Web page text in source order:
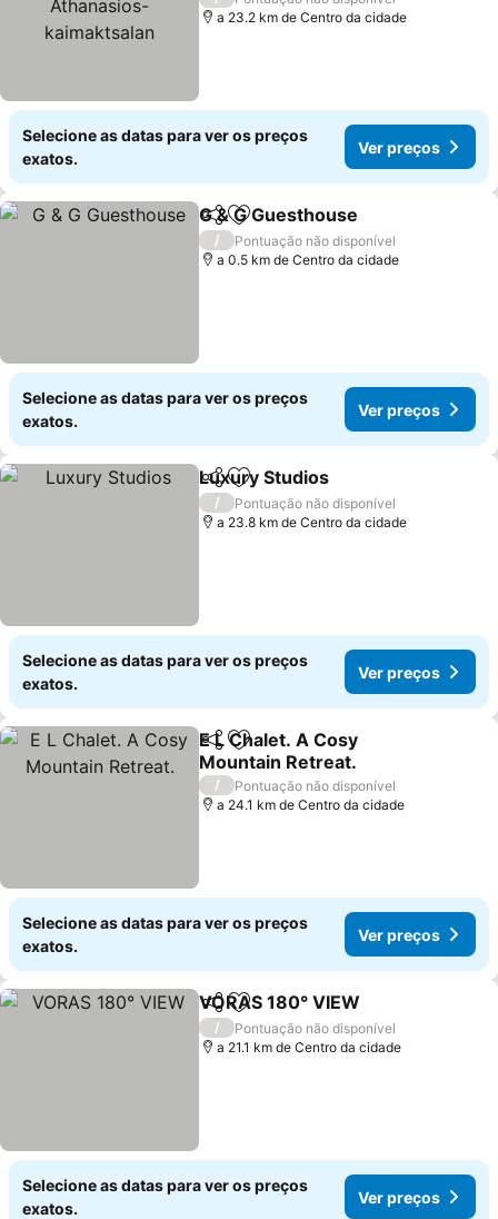
a 23.2 km de Centro da cidade
Selecione as datas para ver os preços
exatos.
Ver preços
PartilharAdicionar aos favoritos
G & G Guesthouse
/
Pontuação não disponível
a 0.5 km de Centro da cidade
Selecione as datas para ver os preços
exatos.
Ver preços
PartilharAdicionar aos favoritos
Luxury Studios
/
Pontuação não disponível
a 23.8 km de Centro da cidade
Selecione as datas para ver os preços
exatos.
Ver preços
PartilharAdicionar aos favoritos
E L Chalet. A Cosy
Mountain Retreat.
/
Pontuação não disponível
a 24.1 km de Centro da cidade
Selecione as datas para ver os preços
exatos.
Ver preços
PartilharAdicionar aos favoritos
VORAS 180° VIEW
/
Pontuação não disponível
a 21.1 km de Centro da cidade
Selecione as datas para ver os preços
exatos.
Ver preços